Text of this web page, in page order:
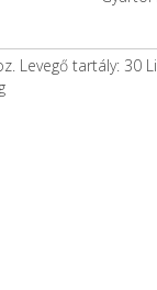
Levegő tartály: 30